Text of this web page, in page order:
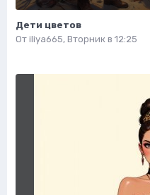
Дети цветов
От iliya665, Вторник в 12:25